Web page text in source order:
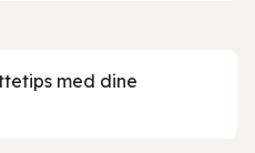
med dine